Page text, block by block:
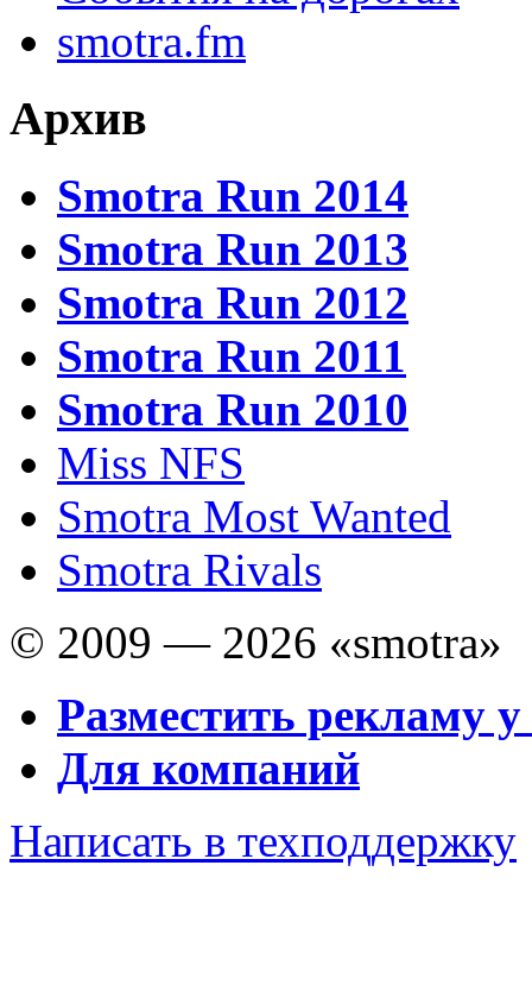
smotra.fm
Архив
Smotra Run 2014
Smotra Run 2013
Smotra Run 2012
Smotra Run 2011
Smotra Run 2010
Miss NFS
Smotra Most Wanted
Smotra Rivals
© 2009 — 2026 «smotra»
Разместить рекламу у
Для компаний
Написать в техподдержку